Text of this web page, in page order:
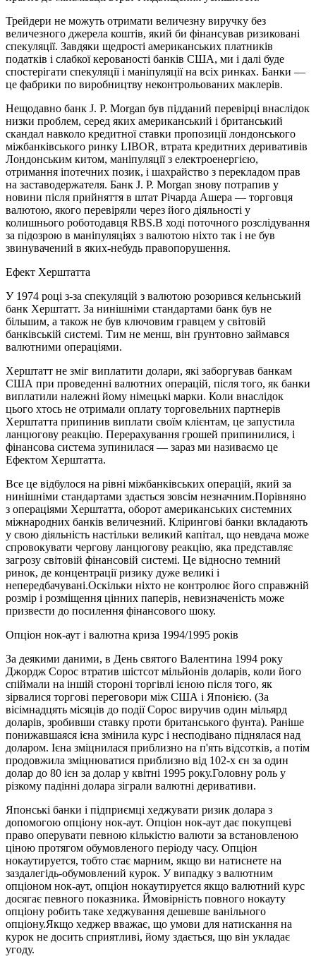
Трейдери не можуть отримати величезну виручку без
величезного джерела коштів, який би фінансував ризиковані
спекуляції. Завдяки щедрості американських платників
податків і слабкої керованості банків США, ми і далі буде
спостерігати спекуляції і маніпуляції на всіх ринках. Банки —
це фабрики по виробництву неконтрольованих маклерів.
Нещодавно банк J. P. Morgan був підданий перевірці внаслідок
низки проблем, серед яких американський і британський
скандал навколо кредитної ставки пропозиції лондонського
міжбанківського ринку LIBOR, втрата кредитних деривативів
Лондонським китом, маніпуляції з електроенергією,
отримання іпотечних позик, і шахрайство з перекладом прав
на заставодержателя. Банк J. P. Morgan знову потрапив у
новини після прийняття в штат Річарда Ашера — торговця
валютою, якого перевіряли через його діяльності у
колишнього роботодавця RBS.В ході поточного розслідування
за підозрою в маніпуляціях з валютою ніхто так і не був
звинувачений в яких-небудь правопорушення.
Ефект Херштатта
У 1974 році з-за спекуляцій з валютою розорився кельнський
банк Херштатт. За нинішніми стандартами банк був не
більшим, а також не був ключовим гравцем у світовій
банківській системі. Тим не менш, він ґрунтовно займався
валютними операціями.
Херштатт не зміг виплатити долари, які заборгував банкам
США при проведенні валютних операцій, після того, як банки
виплатили належні йому німецькі марки. Коли внаслідок
цього хтось не отримали оплату торговельних партнерів
Херштатта припинив виплати своїм клієнтам, це запустила
ланцюгову реакцію. Перерахування грошей припинилися, і
фінансова система зупинилася — зараз ми називаємо це
Ефектом Херштатта.
Все це відбулося на рівні міжбанківських операцій, який за
нинішніми стандартами здається зовсім незначним.Порівняно
з операціями Херштатта, оборот американських системних
міжнародних банків величезний. Клірингові банки вкладають
у свою діяльність настільки великий капітал, що невдача може
спровокувати чергову ланцюгову реакцію, яка представляє
загрозу світовій фінансовій системі. Це відносно темний
ринок, де концентрації ризику дуже великі і
непередбачувані.Оскільки ніхто не контролює його справжній
розмір і розміщення цінних паперів, невизначеність може
призвести до посилення фінансового шоку.
Опціон нок-аут і валютна криза 1994/1995 років
За деякими даними, в День святого Валентина 1994 року
Джордж Сорос втратив шістсот мільйонів доларів, коли його
спіймали на іншій стороні торгівлі ієною після того, як
зірвалися торгові переговори між США і Японією. (За
вісімнадцять місяців до події Сорос виручив один мільярд
доларів, зробивши ставку проти британського фунта). Раніше
понижавшаяся ієна змінила курс і несподівано піднялася над
доларом. Ієна зміцнилася приблизно на п'ять відсотків, а потім
продовжила зміцнюватися приблизно від 102-х єн за один
долар до 80 ієн за долар у квітні 1995 року.Головну роль у
різкому падінні долара зіграли валютні деривативи.
Японські банки і підприємці хеджувати ризик долара з
допомогою опціону нок-аут. Опціон нок-аут дає покупцеві
право оперувати певною кількістю валюти за встановленою
ціною протягом обумовленого періоду часу. Опціон
нокаутируется, тобто стає марним, якщо ви натиснете на
заздалегідь-обумовлений курок. У випадку з валютним
опціоном нок-аут, опціон нокаутируется якщо валютний курс
досягає певного показника. Ймовірність повного нокауту
опціону робить таке хеджування дешевше ванільного
опціону.Якщо хеджер вважає, що умови для натискання на
курок не досить сприятливі, йому здається, що він укладає
угоду.